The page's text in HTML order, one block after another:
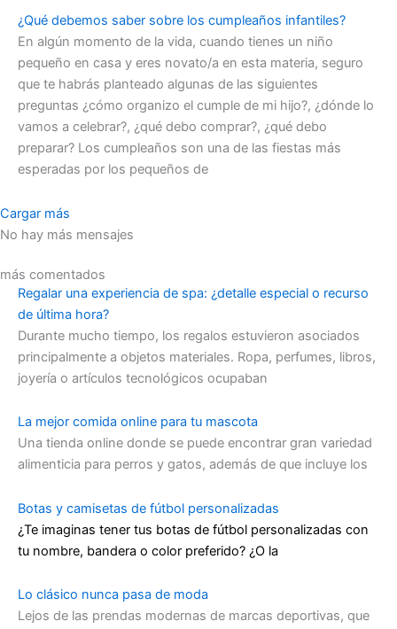
¿Qué debemos saber sobre los cumpleaños infantiles?
En algún momento de la vida, cuando tienes un niño
pequeño en casa y eres novato/a en esta materia, seguro
que te habrás planteado algunas de las siguientes
preguntas ¿cómo organizo el cumple de mi hijo?, ¿dónde lo
vamos a celebrar?, ¿qué debo comprar?, ¿qué debo
preparar? Los cumpleaños son una de las fiestas más
esperadas por los pequeños de
Cargar más
No hay más mensajes
más comentados
Regalar una experiencia de spa: ¿detalle especial o recurso
de última hora?
Durante mucho tiempo, los regalos estuvieron asociados
principalmente a objetos materiales. Ropa, perfumes, libros,
joyería o artículos tecnológicos ocupaban
La mejor comida online para tu mascota
Una tienda online donde se puede encontrar gran variedad
alimenticia para perros y gatos, además de que incluye los
Botas y camisetas de fútbol personalizadas
¿Te imaginas tener tus botas de fútbol personalizadas con
tu nombre, bandera o color preferido? ¿O la
Lo clásico nunca pasa de moda
Lejos de las prendas modernas de marcas deportivas, que